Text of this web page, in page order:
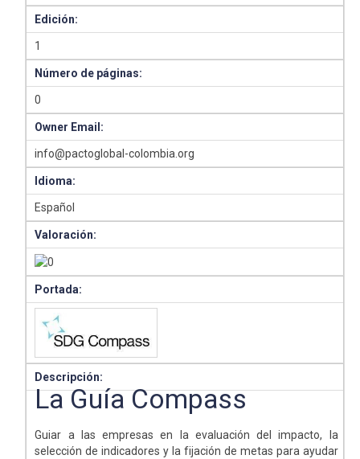
Edición:
1
Número de páginas:
0
Owner Email:
info@pactoglobal-colombia.org
Idioma:
Español
Valoración:
Portada:
Descripción:
La Guía Compass
Guiar a las empresas en la evaluación del impacto, la
selección de indicadores y la fijación de metas para ayudar